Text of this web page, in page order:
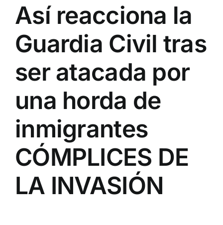
Así reacciona la
Guardia Civil tras
ser atacada por
una horda de
inmigrantes
CÓMPLICES DE
LA INVASIÓN